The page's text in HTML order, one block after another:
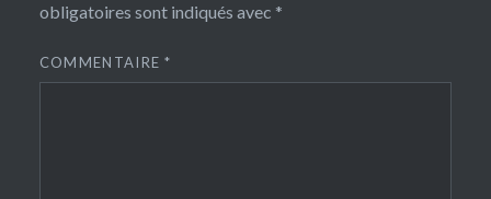
obligatoires sont indiqués avec *
COMMENTAIRE*